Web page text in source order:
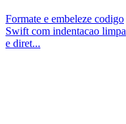
Formate e embeleze codigo
Swift com indentacao limpa
e diret...